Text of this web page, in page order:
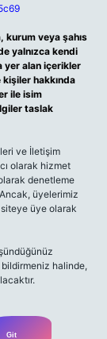
veya şahıs
yalnızca kendi
yer alan içerikler
hakkında
ile isim
taslak
ve İletişim
olarak hizmet
denetleme
üyelerimiz
üye olarak
halinde,